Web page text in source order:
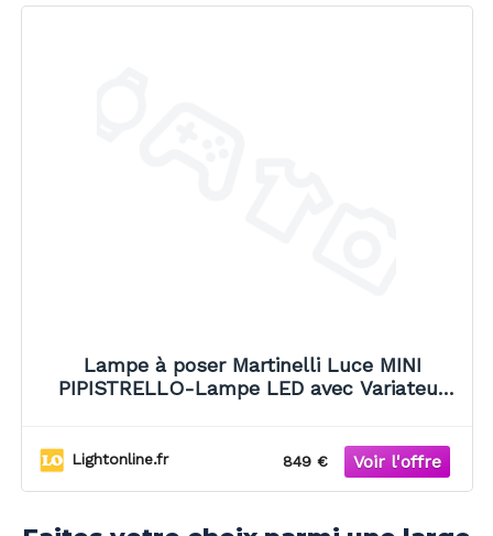
Lampe à poser Martinelli Luce MINI
PIPISTRELLO-Lampe LED avec Variateur
Lightonline.fr 849 €